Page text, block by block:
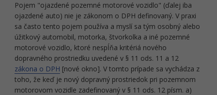
Pojem "ojazdené pozemné motorové vozidlo" (ďalej iba
ojazdené auto) nie je zákonom o DPH definovaný. V praxi
sa často tento pojem používa a myslí sa tým osobný alebo
úžitkový automobil, motorka, štvorkolka a iné pozemné
motorové vozidlo, ktoré nespĺňa kritériá nového
dopravného prostriedku uvedené v § 11 ods. 11 a 12
zákona o DPH [nové okno]. V tomto prípade sa vychádza z
toho, že keď je nový dopravný prostriedok pri pozemnom
motorovom vozidle zadefinovaný v § 11 ods. 12 písm. a)